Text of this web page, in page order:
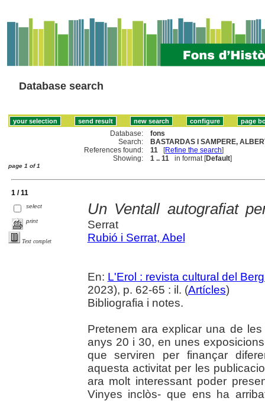
Database search
Database:
fons
Search:
BASTARDAS I SAMPERE,
References found:
11 [Refine the search]
Showing:
1 .. 11 in format [Default]
page 1 of 1
1 / 11
select
print
Text complet
Un Ventall autografiat
Serrat
Rubió i Serrat, Abel
En: L'Erol : revista cultural del
2023), p. 62-65 : il. (Artícles)
Bibliografia i notes.
Pretenem ara explicar una de
anys 20 i 30, en unes
que serviren per finançar
aquesta activitat per les
ara molt interessant poder
Vinyes inclòs- que ens ha